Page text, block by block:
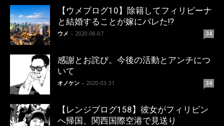
【ウメブログ10】除籍してフィリピーナ
と結婚することが嫁にバレた!?
ウメ - 2020-08-07 34
感謝とお詫び。今後の活動とアンチにつ
いて
オノケン - 2020-03-31 34
【レンジブログ158】彼女がフィリピン
へ帰国、関西国際空港で見送り